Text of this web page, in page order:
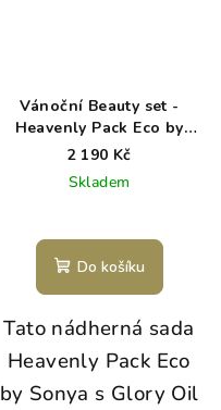
Vánoční Beauty set -
Heavenly Pack Eco by
Sonya
2 190 Kč
Skladem
Do košíku
Tato nádherná sada
Heavenly Pack Eco
by Sonya s Glory Oil